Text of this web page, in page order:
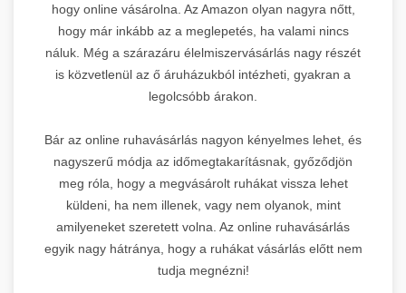
hogy online vásárolna. Az Amazon olyan nagyra nőtt,
hogy már inkább az a meglepetés, ha valami nincs
náluk. Még a szárazáru élelmiszervásárlás nagy részét
is közvetlenül az ő áruházukból intézheti, gyakran a
legolcsóbb árakon.
Bár az online ruhavásárlás nagyon kényelmes lehet, és
nagyszerű módja az időmegtakarításnak, győződjön
meg róla, hogy a megvásárolt ruhákat vissza lehet
küldeni, ha nem illenek, vagy nem olyanok, mint
amilyeneket szeretett volna. Az online ruhavásárlás
egyik nagy hátránya, hogy a ruhákat vásárlás előtt nem
tudja megnézni!